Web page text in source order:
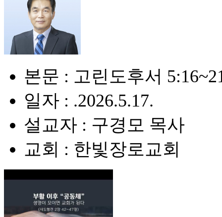
본문 : 고린도후서
일자 : .2026.5.17.
설교자 : 구경모 목사
교회 : 한빛장로교회